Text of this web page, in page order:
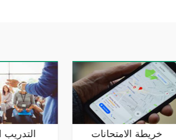
الجداول الدراسية خريطة